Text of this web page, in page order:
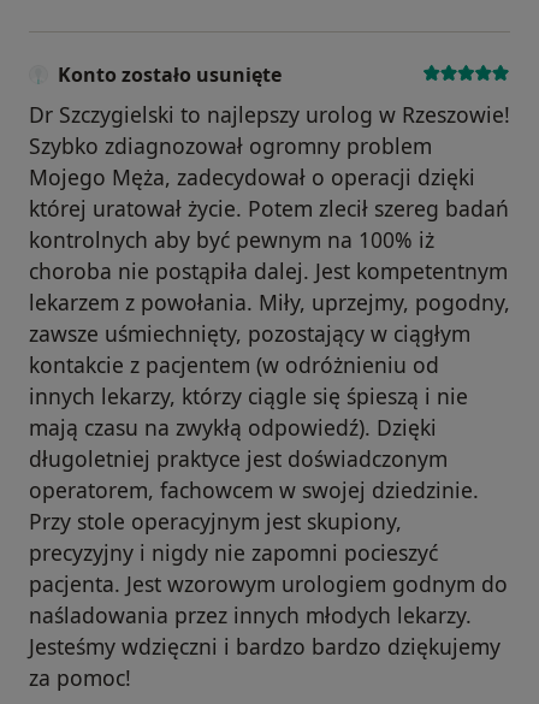
Konto zostało usunięte
Dr Szczygielski to najlepszy urolog w Rzeszowie!
Szybko zdiagnozował ogromny problem
Mojego Męża, zadecydował o operacji dzięki
której uratował życie. Potem zlecił szereg badań
kontrolnych aby być pewnym na 100% iż
choroba nie postąpiła dalej. Jest kompetentnym
lekarzem z powołania. Miły, uprzejmy, pogodny,
zawsze uśmiechnięty, pozostający w ciągłym
kontakcie z pacjentem (w odróżnieniu od
innych lekarzy, którzy ciągle się śpieszą i nie
mają czasu na zwykłą odpowiedź). Dzięki
długoletniej praktyce jest doświadczonym
operatorem, fachowcem w swojej dziedzinie.
Przy stole operacyjnym jest skupiony,
precyzyjny i nigdy nie zapomni pocieszyć
pacjenta. Jest wzorowym urologiem godnym do
naśladowania przez innych młodych lekarzy.
Jesteśmy wdzięczni i bardzo bardzo dziękujemy
za pomoc!